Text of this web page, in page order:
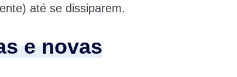
até se dissiparem.
e novas